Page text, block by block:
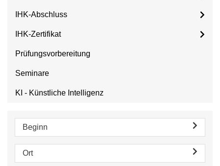
IHK-Abschluss
IHK-Zertifikat
Prüfungsvorbereitung
Seminare
KI - Künstliche Intelligenz
Beginn
Ort